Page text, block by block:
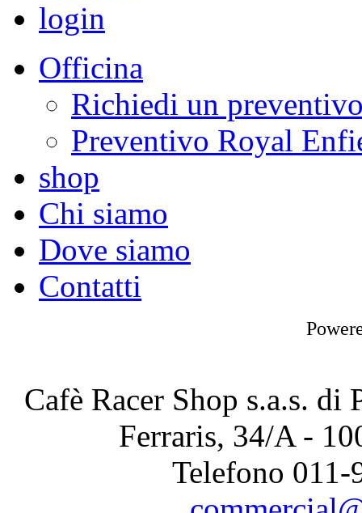
login
Officina
Richiedi un
Preventivo Royal
shop
Chi siamo
Dove siamo
Contatti
Cafè Racer Shop s.a.s.
Ferraris, 34/A -
Telefono